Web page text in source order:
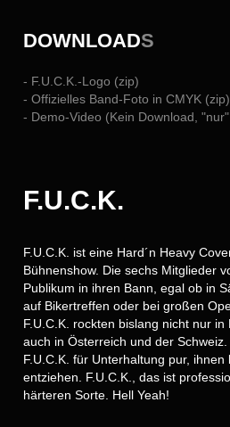
DOWNLOADS
- F.U.C.K.-Logo (zip)
- Offizielles Band-Foto in CMYK (zip)
- Demo-Video (Kein Download,
F.U.C.K.
F.U.C.K. ist eine Hard´n Heavy
Bühnenshow. Die sechs Mitglieder
Publikum in ihren Bann, egal ob in
auf Bikertreffen oder bei großen
F.U.C.K. rockten bislang nicht nur
auch in Österreich und der
F.U.C.K. für Unterhaltung pur, ihnen
entziehen. F.U.C.K., das ist
härteren Sorte. Hell Yeah!